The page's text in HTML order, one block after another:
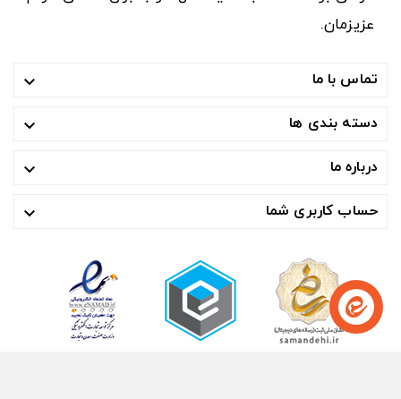
عزیزمان.
تماس با ما 
دسته بندی ها 
درباره ما 
حساب کاربری شما 